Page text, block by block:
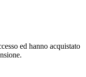
ed hanno acquistato